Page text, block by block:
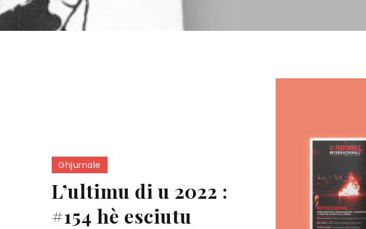
Ghjurnale
L’ultimu di u 2022 :
#154 hè esciutu